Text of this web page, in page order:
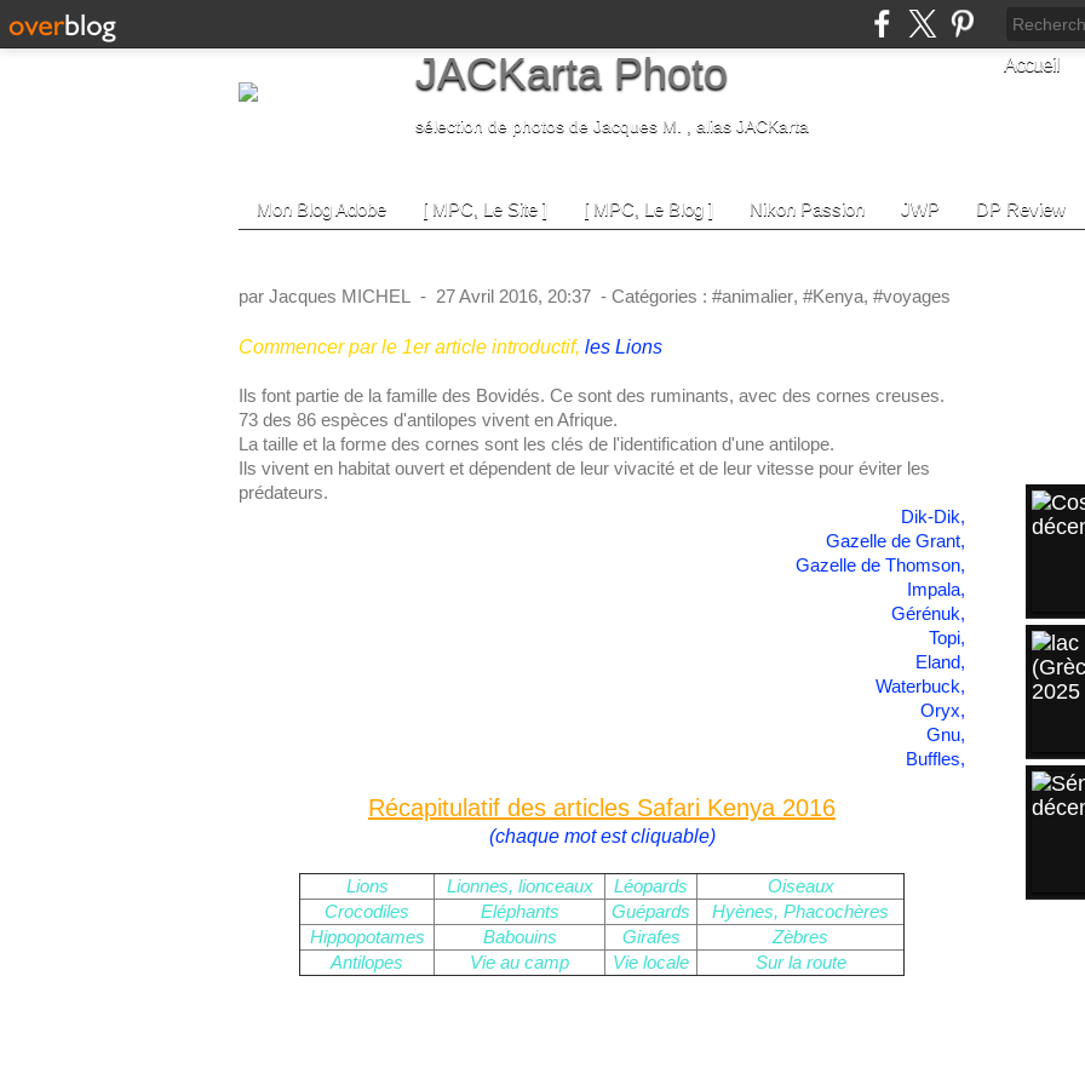
JACKarta Photo
sélection de photos de Jacques M. , alias JACKarta
Accueil
Mon Blog Adobe [ MPC, Le Site ] [ MPC, Le Blog ] Nikon Passion JWP DP Review
par Jacques MICHEL - 27 Avril 2016, 20:37 - Catégories : #animalier, #Kenya, #voyages
Commencer par le 1er article introductif, les Lions
Ils font partie de la famille des Bovidés. Ce sont des ruminants, avec des cornes creuses.
73 des 86 espèces d'antilopes vivent en Afrique.
La taille et la forme des cornes sont les clés de l'identification d'une antilope.
Ils vivent en habitat ouvert et dépendent de leur vivacité et de leur vitesse pour éviter les
prédateurs.
Dik-Dik,
Gazelle de Grant,
Gazelle de Thomson,
Impala,
Gérénuk,
Topi,
Eland,
Waterbuck,
Oryx,
Gnu,
Buffles,
Récapitulatif des articles Safari Kenya 2016
(chaque mot est cliquable)
Lions Lionnes, lionceaux Léopards
Oiseaux
Crocodiles
Eléphants Guépards
Hyènes, Phacochères
Hippopotames
Babouins Girafes
Zèbres
Antilopes
Vie au camp Vie locale Sur la route